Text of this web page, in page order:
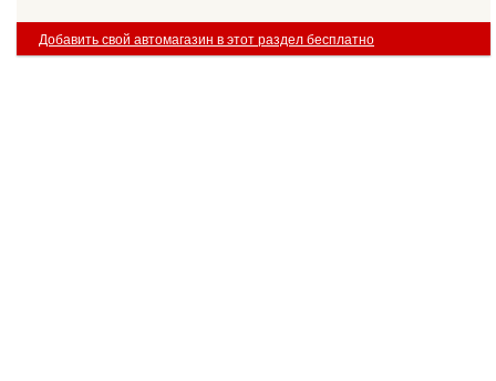
Добавить свой автомагазин в этот раздел бесплатно